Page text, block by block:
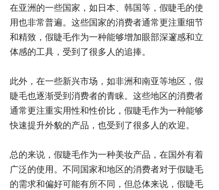
在亚洲的一些国家，如日本、韩国等，假睫毛的使
用也非常普遍。这些国家的消费者通常更注重细节
和精致，假睫毛作为一种能够增加眼部深邃感和立
体感的工具，受到了很多人的追捧。
此外，在一些新兴市场，如非洲和南亚等地区，假
睫毛也逐渐受到消费者的青睐。这些地区的消费者
通常更注重实用性和性价比，假睫毛作为一种能够
快速提升外貌的产品，也受到了很多人的欢迎。
总的来说，假睫毛作为一种美妆产品，在国外有着
广泛的使用。不同国家和地区的消费者对于假睫毛
的需求和偏好可能有所不同，但总体来说，假睫毛